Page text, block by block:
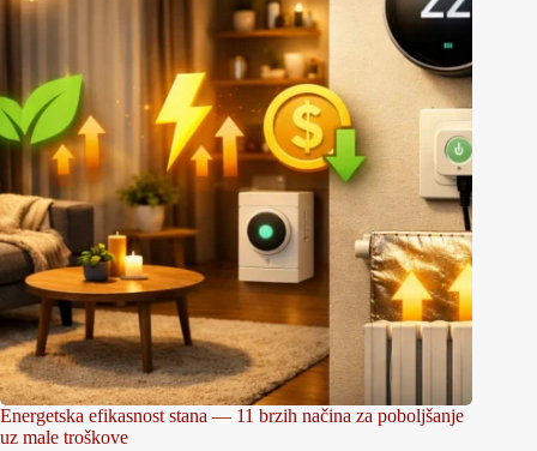
Energetska efikasnost stana — 11 brzih načina za poboljšanje
uz male troškove